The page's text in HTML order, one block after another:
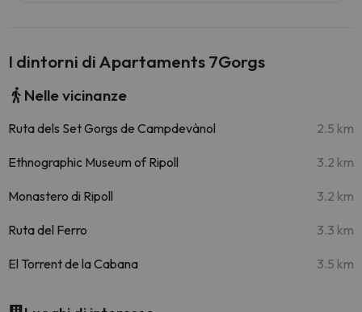
I dintorni di Apartaments 7Gorgs
Nelle vicinanze
Ruta dels Set Gorgs de Campdevànol 2.5 km
Ethnographic Museum of Ripoll 3.2 km
Monastero di Ripoll 3.2 km
Ruta del Ferro 3.3 km
El Torrent de la Cabana 3.5 km